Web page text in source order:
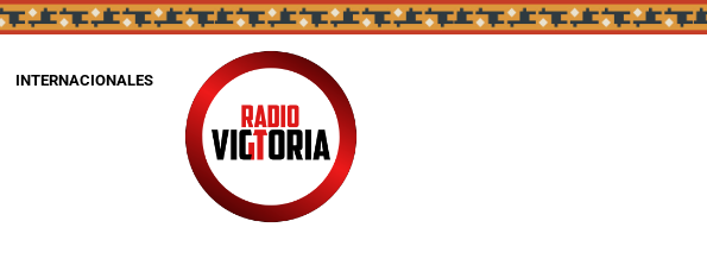
INTERNACIONALES